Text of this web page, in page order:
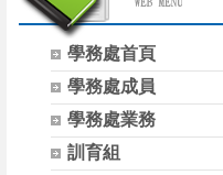
學務處首頁
學務處成員
學務處業務
訓育組